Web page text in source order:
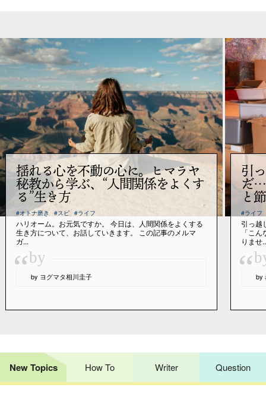
揺れる心を不動の心に。ヒマラヤ
秘教から学ぶ、“人間関係をよくす
る”生き方
#オトナ磨き #スピ #ライフ
ハリオーム。お元気ですか。 今日は、人間関係をよくする
生き方について、お話していきます。 この記事のメルマ
ガ...
“by
by ヨグマタ相川圭子
引
だ…
と
#ライフ
引っ越
「こ
りませ
“ by
New Topics How To Writer Question